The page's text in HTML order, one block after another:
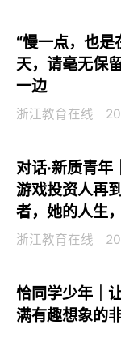
“慢一点，也是
天，请毫无保
一边
浙江教育在线
对话·新质青年
游戏投资人再
者，她的人生
答案”
浙江教育在线
恰同学少年｜
满有趣想象的